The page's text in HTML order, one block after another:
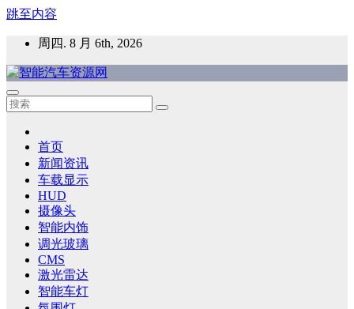
跳至内容
周四. 8 月 6th, 2026
智能汽车资源网
智能表面，智能内饰，新能源汽车，HMI，人车交互，智能车
首页
新闻资讯
车载显示
HUD
摄像头
智能内饰
调光玻璃
CMS
激光雷达
智能车灯